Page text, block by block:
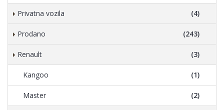
Privatna vozila (4)
Prodano (243)
Renault (3)
Kangoo (1)
Master (2)